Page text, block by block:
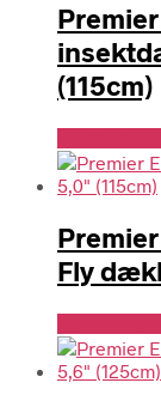
(115cm)
Fly